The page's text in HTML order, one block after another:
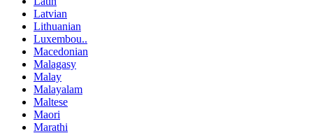
Latvian
Lithuanian
Luxembou..
Macedonian
Malagasy
Malay
Malayalam
Maltese
Maori
Marathi